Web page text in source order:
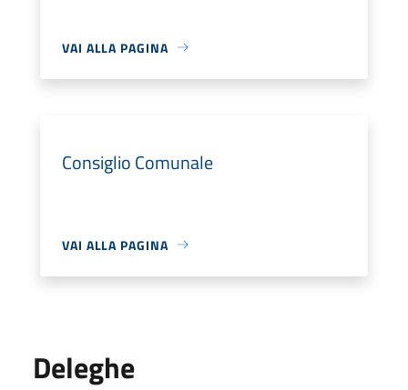
VAI ALLA PAGINA
Consiglio Comunale
VAI ALLA PAGINA
Deleghe